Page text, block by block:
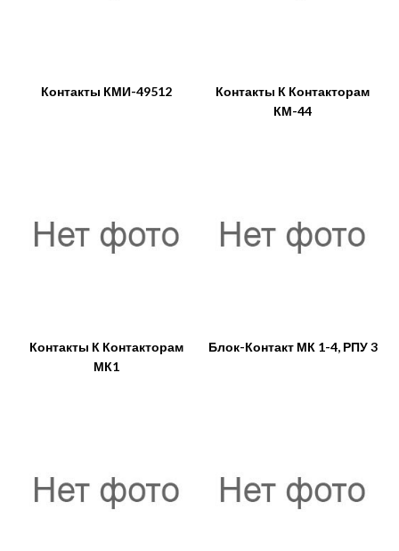
Контакты КМИ-49512
Контакты К Контакторам
КМ-44
Контакты К Контакторам
МК1
Блок-Контакт МК 1-4, РПУ 3